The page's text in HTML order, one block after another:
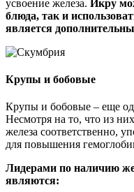
усвоение железа. Икру
блюда, так и
является
Крупы и бобовые
Крупы и бобовые – еще
Несмотря на то, что из
железа соответственно,
для повышения
Лидерами по наличию
являются: